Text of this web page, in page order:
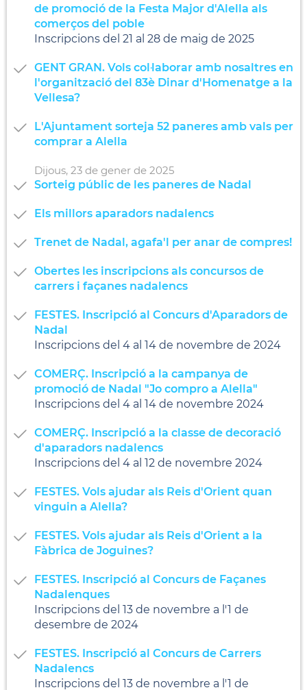
de promoció de la Festa Major d'Alella als
comerços del poble
Inscripcions del 21 al 28 de maig de 2025
GENT GRAN. Vols col·laborar amb nosaltres en
l'organització del 83è Dinar d'Homenatge a la
Vellesa?
L'Ajuntament sorteja 52 paneres amb vals per
comprar a Alella
Dijous, 23 de gener de 2025
Sorteig públic de les paneres de Nadal
Els millors aparadors nadalencs
Trenet de Nadal, agafa'l per anar de compres!
Obertes les inscripcions als concursos de
carrers i façanes nadalencs
FESTES. Inscripció al Concurs d'Aparadors de
Nadal
Inscripcions del 4 al 14 de novembre de 2024
COMERÇ. Inscripció a la campanya de
promoció de Nadal "Jo compro a Alella"
Inscripcions del 4 al 14 de novembre 2024
COMERÇ. Inscripció a la classe de decoració
d'aparadors nadalencs
Inscripcions del 4 al 12 de novembre 2024
FESTES. Vols ajudar als Reis d'Orient quan
vinguin a Alella?
FESTES. Vols ajudar als Reis d'Orient a la
Fàbrica de Joguines?
FESTES. Inscripció al Concurs de Façanes
Nadalenques
Inscripcions del 13 de novembre a l'1 de
desembre de 2024
FESTES. Inscripció al Concurs de Carrers
Nadalencs
Inscripcions del 13 de novembre a l'1 de